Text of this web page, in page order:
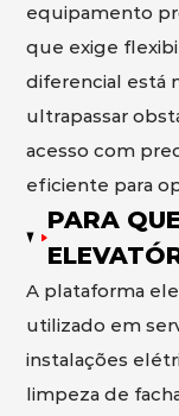
equipamento
que exige
diferencial está
ultrapassar
acesso com
eficiente para
PARA
A plataforma
utilizado em
instalações
limpeza de